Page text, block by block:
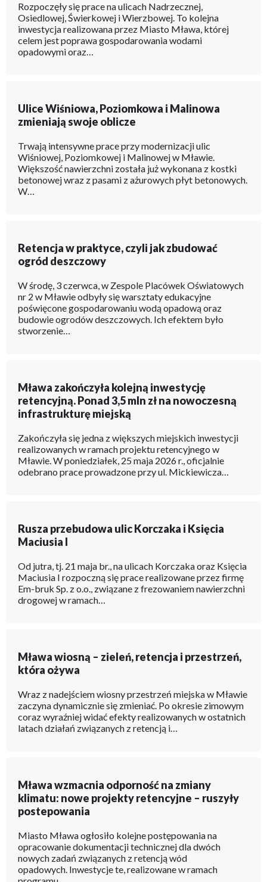
Rozpoczęły się prace na ulicach Nadrzecznej,
Osiedlowej, Świerkowej i Wierzbowej. To kolejna
inwestycja realizowana przez Miasto Mława, której
celem jest poprawa gospodarowania wodami
opadowymi oraz…
Ulice Wiśniowa, Poziomkowa i Malinowa
zmieniają swoje oblicze
Trwają intensywne prace przy modernizacji ulic
Wiśniowej, Poziomkowej i Malinowej w Mławie.
Większość nawierzchni została już wykonana z kostki
betonowej wraz z pasami z ażurowych płyt betonowych.
W…
Retencja w praktyce, czyli jak zbudować
ogród deszczowy
W środę, 3 czerwca, w Zespole Placówek Oświatowych
nr 2 w Mławie odbyły się warsztaty edukacyjne
poświęcone gospodarowaniu wodą opadową oraz
budowie ogrodów deszczowych. Ich efektem było
stworzenie…
Mława zakończyła kolejną inwestycję
retencyjną. Ponad 3,5 mln zł na nowoczesną
infrastrukturę miejską
Zakończyła się jedna z większych miejskich inwestycji
realizowanych w ramach projektu retencyjnego w
Mławie. W poniedziałek, 25 maja 2026 r., oficjalnie
odebrano prace prowadzone przy ul. Mickiewicza…
Rusza przebudowa ulic Korczaka i Księcia
Maciusia I
Od jutra, tj. 21 maja br., na ulicach Korczaka oraz Księcia
Maciusia I rozpoczną się prace realizowane przez firmę
Em-bruk Sp. z o.o., związane z frezowaniem nawierzchni
drogowej w ramach…
Mława wiosną – zieleń, retencja i przestrzeń,
która ożywa
Wraz z nadejściem wiosny przestrzeń miejska w Mławie
zaczyna dynamicznie się zmieniać. Po okresie zimowym
coraz wyraźniej widać efekty realizowanych w ostatnich
latach działań związanych z retencją i…
Mława wzmacnia odporność na zmiany
klimatu: nowe projekty retencyjne – ruszyły
postepowania
Miasto Mława ogłosiło kolejne postępowania na
opracowanie dokumentacji technicznej dla dwóch
nowych zadań związanych z retencją wód
opadowych. Inwestycje te, realizowane w ramach